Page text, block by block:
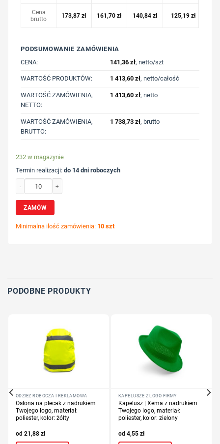
Cena
brutto
173,87zł 161,70zł 140,84 zł 125,19 zł
PODSUMOWANIE ZAMÓWIENIA
CENA:
141,36 zł, netto/szt
WARTOŚĆ PRODUKTÓW: 1 413,60 zł, netto/całość
WARTOŚĆ ZAMÓWIENIA,
NETTO:
1 413,60 zł, netto
WARTOŚĆ ZAMÓWIENIA,
BRUTTO:
1 738,73 zł, brutto
232 w magazynie
Termin realizacji:do 14 dni roboczych
ZAMÓW
Minimalna ilość zamówienia: 10 szt
PODOBNE PRODUKTY
ODZIEŻ ROBOCZA I REKLAMOWA
Osłona na plecak z nadrukiem
Twojego logo, materiał:
poliester, kolor: żółty
21,88 zł
KAPELUSZE Z LOGO FIRMY
Kapelusz | Xema z nadrukiem
Twojego logo, materiał:
poliester, kolor: zielony
4,55 zł